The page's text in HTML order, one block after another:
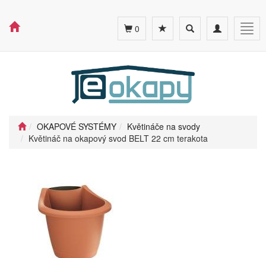
Toggle
navigation
Toggle
search
0
OKAPOVÉ SYSTÉMY
Květináče na svody
Květináč na okapový svod BELT 22 cm terakota